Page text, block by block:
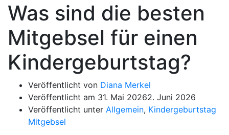
Was sind die besten
Mitgebsel für einen
Kindergeburtstag?
Veröffentlicht von Diana Merkel
Veröffentlicht am 31. Mai 20262. Juni 2026
Veröffentlicht unter Allgemein, Kindergeburtstag
Mitgebsel